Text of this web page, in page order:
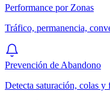
Performance por Zonas
Tráfico, permanencia,
Prevención de Abandono
Detecta saturación, colas y